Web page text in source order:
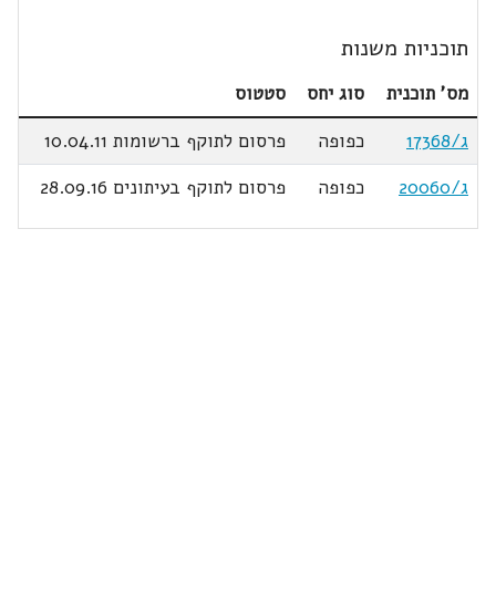
תוכניות משנות
מס' תוכנית סוג יחס
סטטוס
ג/17368
כפופה
פרסום לתוקף ברשומות 10.04.11
ג/20060
כפופה פרסום לתוקף בעיתונים 28.09.16